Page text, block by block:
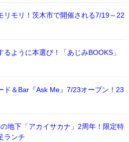
リモリ！茨木市で開催される7/19～22
ように本選び！「あじみBOOKS」
ド＆Bar『Ask Me』7/23オープン！23
地下「アカイサカナ」2周年！限定特
ランチ